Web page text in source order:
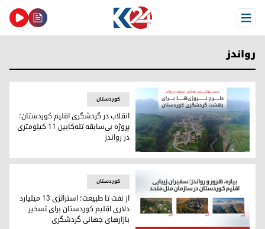
Open Menu
رواندز
انقلاب در گردشگری اقلیم کوردستان؛ پروژه بی‌سابقه تله‌کابین ۱۱ کیلومتری در رواندز
کوردستان
انقلاب در گردشگری اقلیم کوردستان؛
پروژه بی‌سابقه تله‌کابین ۱۱ کیلومتری
در رواندز
کوردستان
از نفت تا طبیعت؛ استراتژی ۱۳ میلیارد
دلاری اقلیم کوردستان برای تسخیر
بازارهای جهانی گردشگری